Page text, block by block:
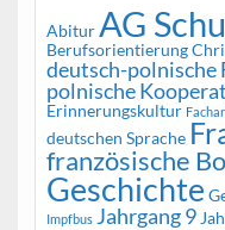
Abitur AG
Berufsorientierung
deutsch-polnische
polnische
Erinnerungskultur
deutschen Sprache
französische
Geschichte
Impfbus Jahrgang 9